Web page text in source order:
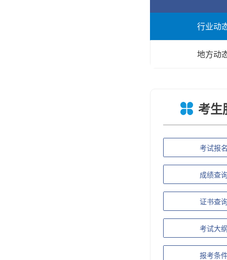
行业动
地方动
考生
考试报
成绩查
证书查
考试大
报考条